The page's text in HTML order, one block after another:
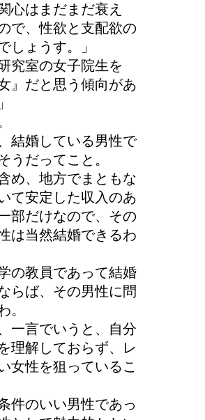
詳しく知りたい！イギリ
ス式の食事マナー
の？
猫の長毛は雑種でも可愛
いの？！
心はまだまだ衰え
で、性欲と支配欲の
しょうす。」
究室の女子院生を
』だと思う傾向があ
結婚している男性で
うだってこと。
め、地方でまともな
て安定した収入のあ
部だけなので、その
は当然結婚できるわ
の教員であって結婚
らば、その男性に問
。
一言でいうと、自分
理解しておらず、レ
女性を狙っているこ
件のいい男性であっ